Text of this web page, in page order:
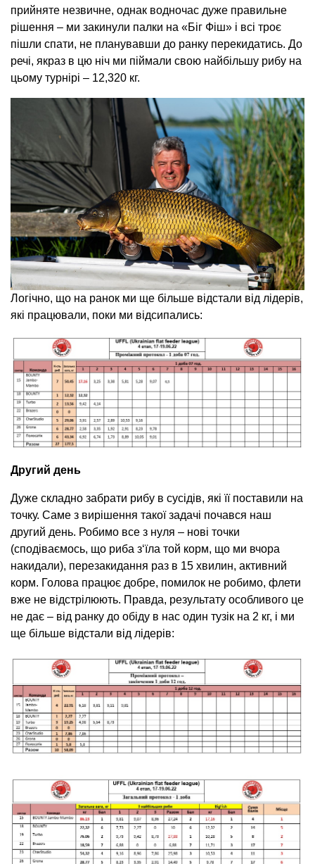
прийняте незвичне, однак водночас дуже правильне
рішення – ми закинули палки на «Біг Фіш» і всі троє
пішли спати, не планувавши до ранку перекидатись. До
речі, якраз в цю ніч ми піймали свою найбільшу рибу на
цьому турнірі – 12,320 кг.
Логічно, що на ранок ми ще більше відстали від лідерів,
які працювали, поки ми відсипались:
Другий день
Дуже складно забрати рибу в сусідів, які її поставили на
точку. Саме з вирішення такої задачі почався наш
другий день. Робимо все з нуля – нові точки
(сподіваємось, що риба з‘їла той корм, що ми вчора
накидали), перезакидання раз в 15 хвилин, активний
корм. Голова працює добре, помилок не робимо, флети
вже не відстрілюють. Правда, результату особливого це
не дає – від ранку до обіду в нас один тузік на 2 кг, і ми
ще більше відстали від лідерів: